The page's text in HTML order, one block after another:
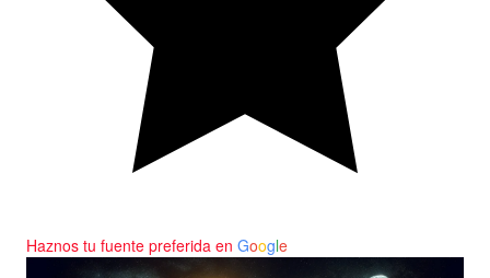
Haznos tu fuente preferida en Google